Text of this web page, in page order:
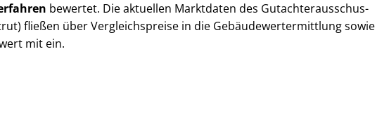
bewertet. Die aktuellen Marktdaten des Gut­ach­ter­aus­schus­
fließen über Ver­gleichs­prei­se in die Ge­bäu­de­wert­ermitt­lung sowie
mit ein.